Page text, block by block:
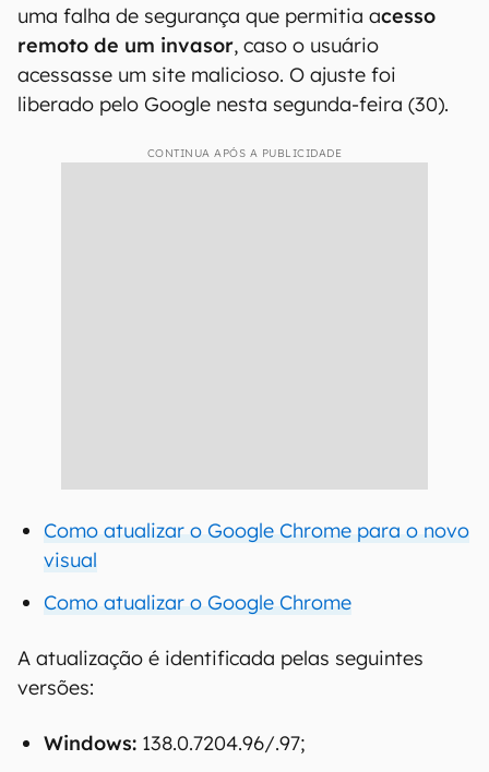
uma falha de segurança que permitia acesso
remoto de um invasor, caso o usuário
acessasse um site malicioso. O ajuste foi
liberado pelo Google nesta segunda-feira (30).
CONTINUA APÓS A PUBLICIDADE
Como atualizar o Google Chrome para o novo
visual
Como atualizar o Google Chrome
A atualização é identificada pelas seguintes
versões:
Windows: 138.0.7204.96/.97;